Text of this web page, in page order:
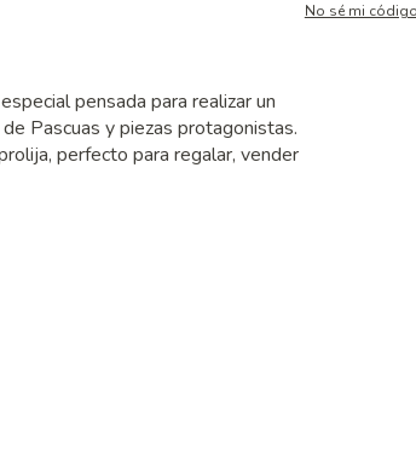
No sé mi
pensada para realizar un
Pascuas y piezas protagonistas.
perfecto para regalar, vender